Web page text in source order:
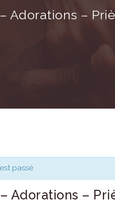
Adorations –
passé
Adorations –